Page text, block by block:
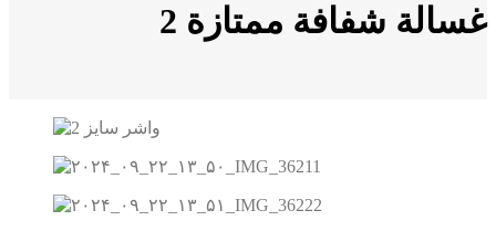
غسالة شفافة ممتازة 2